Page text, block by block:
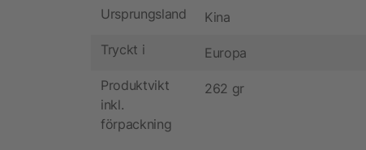
Ursprungsland Kina
Tryckt i Europa
Produktvikt
inkl.
förpackning
262 gr